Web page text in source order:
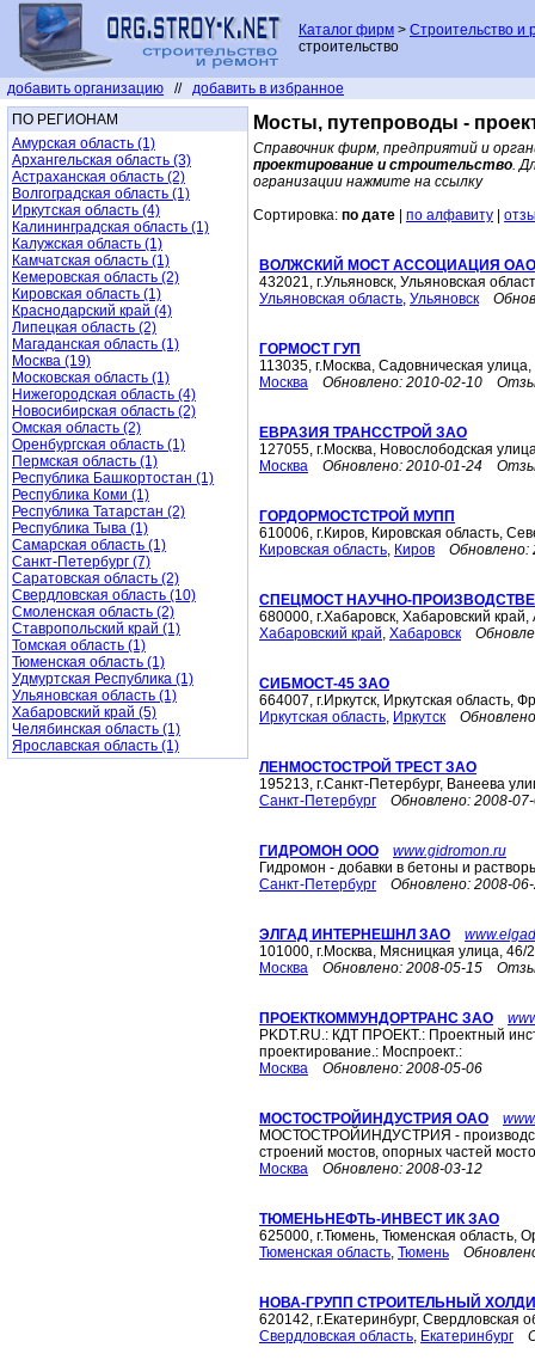
Каталог фирм > Строительство и
строительство
добавить организацию // добавить в избранное
ПО РЕГИОНАМ
Амурская область (1)
Архангельская область (3)
Астраханская область (2)
Волгоградская область (1)
Иркутская область (4)
Калининградская область (1)
Калужская область (1)
Камчатская область (1)
Кемеровская область (2)
Кировская область (1)
Краснодарский край (4)
Липецкая область (2)
Магаданская область (1)
Москва (19)
Московская область (1)
Нижегородская область (4)
Новосибирская область (2)
Омская область (2)
Оренбургская область (1)
Пермская область (1)
Республика Башкортостан (1)
Республика Коми (1)
Республика Татарстан (2)
Республика Тыва (1)
Самарская область (1)
Санкт-Петербург (7)
Саратовская область (2)
Свердловская область (10)
Смоленская область (2)
Ставропольский край (1)
Томская область (1)
Тюменская область (1)
Удмуртская Республика (1)
Ульяновская область (1)
Хабаровский край (5)
Челябинская область (1)
Ярославская область (1)
Мосты, путепроводы -
Справочник фирм, предприятий и
проектирование и строительство.
огранизации нажмите на ссылку
Сортировка: по дате по алфавиту
ВОЛЖСКИЙ МОСТ АССОЦИАЦИЯ ОАО
432021, г.Ульяновск, Ульяновская
Ульяновская область, Ульяновск
ГОРМОСТ ГУП
113035, г.Москва, Садовническая
Москва
Обновлено: 2010-02-10
ЕВРАЗИЯ ТРАНССТРОЙ ЗАО
127055, г.Москва, Новослободская
Москва
Обновлено: 2010-01-24
ГОРДОРМОСТСТРОЙ МУПП
610006, г.Киров, Кировская область,
Кировская область, Киров Обновлено:
СПЕЦМОСТ НАУЧНО-
680000, г.Хабаровск, Хабаровский край,
Хабаровский край, Хабаровск
СИБМОСТ-45 ЗАО
664007, г.Иркутск, Иркутская область,
Иркутская область, Иркутск
ЛЕНМОСТОСТРОЙ ТРЕСТ ЗАО
195213, г.Санкт-Петербург, Ванеева
Санкт-Петербург
Обновлено: 2008-
ГИДРОМОН ООО
www.gidromon.ru
Гидромон - добавки в бетоны и
Санкт-Петербург
Обновлено: 2008-
ЭЛГАД ИНТЕРНЕШНЛ ЗАО
101000, г.Москва, Мясницкая улица, 46/
Москва
Обновлено: 2008-05-15
ПРОЕКТКОММУНДОРТРАНС ЗАО
PKDT.RU.: КДТ ПРОЕКТ.: Проектный
проектирование.: Моспроект.:
Москва
Обновлено: 2008-05-06
МОСТОСТРОЙИНДУСТРИЯ ОАО
МОСТОСТРОЙИНДУСТРИЯ -
строений мостов, опорных частей
Москва
Обновлено: 2008-03-12
ТЮМЕНЬНЕФТЬ-ИНВЕСТ ИК ЗАО
625000, г.Тюмень, Тюменская область,
Тюменская область, Тюмень
НОВА-ГРУПП СТРОИТЕЛЬНЫЙ
620142, г.Екатеринбург, Свердловская
Свердловская область, Екатеринбург